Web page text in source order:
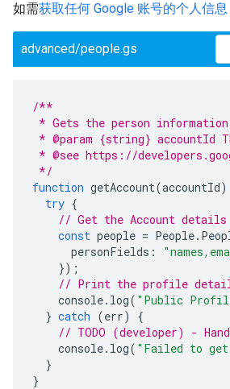
如需获取任何 Google 账号的个人信息
advanced/people.gs
/**
* Gets the person
* @param {string} accountId
* @see https://
*/
function getAccount(accountId)
try {
// Get the Account details
const people = People.
personFields :
});
// Print the profile
console. log( "Public
} catch (err)
{
// TODO (developer) -
console. log( "Failed to get
}
}